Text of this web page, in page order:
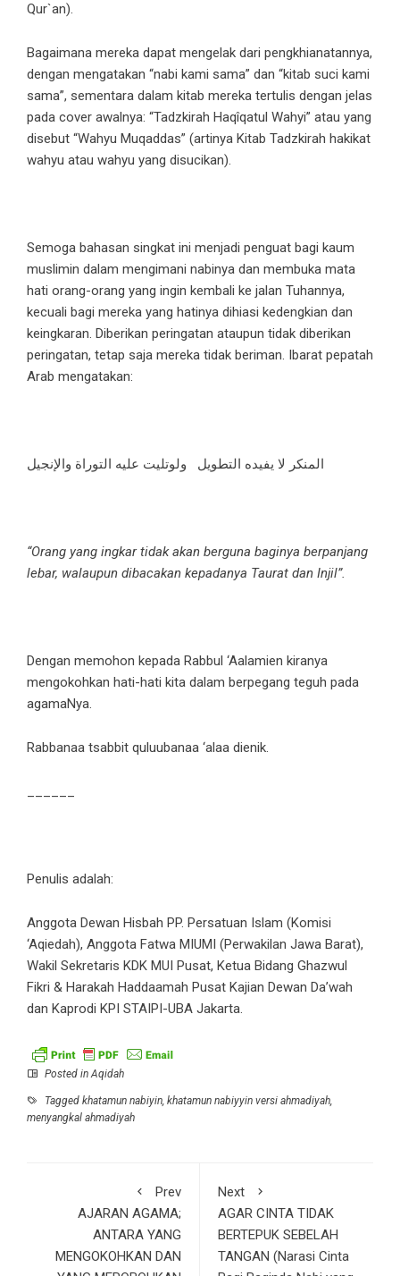
Qur`an).
Bagaimana mereka dapat mengelak dari pengkhianatannya,
dengan mengatakan “nabi kami sama” dan “kitab suci kami
sama”, sementara dalam kitab mereka tertulis dengan jelas
pada cover awalnya: “Tadzkirah Haqîqatul Wahyi” atau yang
disebut “Wahyu Muqaddas” (artinya Kitab Tadzkirah hakikat
wahyu atau wahyu yang disucikan).
Semoga bahasan singkat ini menjadi penguat bagi kaum
muslimin dalam mengimani nabinya dan membuka mata
hati orang-orang yang ingin kembali ke jalan Tuhannya,
kecuali bagi mereka yang hatinya dihiasi kedengkian dan
keingkaran. Diberikan peringatan ataupun tidak diberikan
peringatan, tetap saja mereka tidak beriman. Ibarat pepatah
Arab mengatakan:
المنكر لا يفيده التطويل ولوتليت عليه التوراة والإنجيل
“Orang yang ingkar tidak akan berguna baginya berpanjang
lebar, walaupun dibacakan kepadanya Taurat dan Injil”.
Dengan memohon kepada Rabbul ‘Aalamien kiranya
mengokohkan hati-hati kita dalam berpegang teguh pada
agamaNya.
Rabbanaa tsabbit quluubanaa ‘alaa dienik.
Penulis adalah:
Anggota Dewan Hisbah PP. Persatuan Islam (Komisi
‘Aqiedah), Anggota Fatwa MIUMI (Perwakilan Jawa Barat),
Wakil Sekretaris KDK MUI Pusat, Ketua Bidang Ghazwul
Fikri & Harakah Haddaamah Pusat Kajian Dewan Da’wah
dan Kaprodi KPI STAIPI-UBA Jakarta.
Posted in Aqidah
Tagged khatamun nabiyin khatamun nabiyyin versi ahmadiyah
menyangkal ahmadiyah
Prev
AJARAN AGAMA;
ANTARA YANG
MENGOKOHKAN DAN
Next
AGAR CINTA TIDAK
BERTEPUK SEBELAH
TANGAN (Narasi Cinta